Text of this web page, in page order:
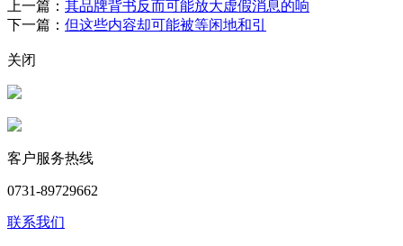
上一篇： 其品牌背书反而可能放大虚假消息的响
下一篇： 但这些内容却可能被等闲地和引
关闭
客户服务热线
0731-89729662
联系我们